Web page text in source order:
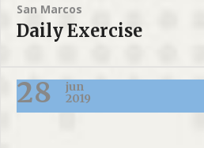
San Marcos
Daily Exercise
28
jun
2019